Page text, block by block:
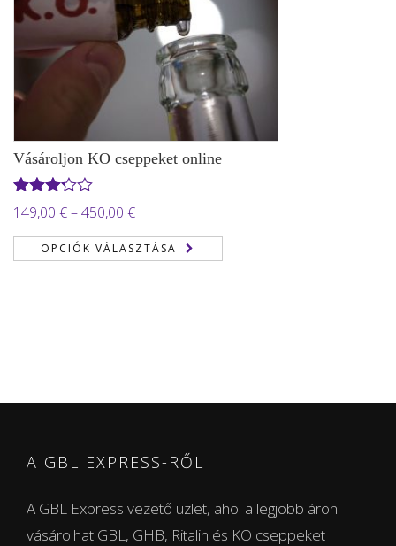
Vásároljon KO cseppeket online
Értékelés:
3.22/
5
149,00 €–450,00 €Ártartomány:
149,00 €
-
OPCIÓK VÁLASZTÁSA
A GBL EXPRESS-RŐL
A GBL Express vezető üzlet, ahol a legjobb áron
vásárolhat GBL, GHB, Ritalin és KO cseppeket